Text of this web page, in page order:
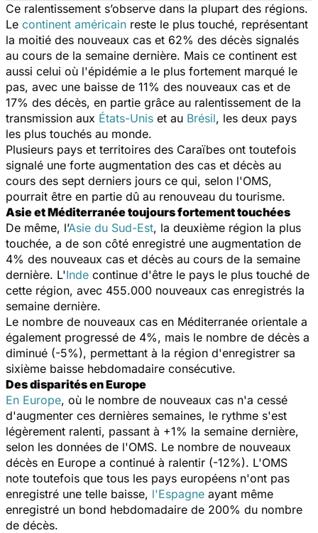
Ce ralentissement s’observe dans la plupart des régions.
Le continent américain reste le plus touché, représentant
la moitié des nouveaux cas et 62% des décès signalés
au cours de la semaine dernière. Mais ce continent est
aussi celui où l'épidémie a le plus fortement marqué le
pas, avec une baisse de 11% des nouveaux cas et de
17% des décès, en partie grâce au ralentissement de la
transmission aux États-Unis et au Brésil, les deux pays
les plus touchés au monde.
Plusieurs pays et territoires des Caraïbes ont toutefois
signalé une forte augmentation des cas et décès au
cours des sept derniers jours ce qui, selon l'OMS,
pourrait être en partie dû au renouveau du tourisme.
Asie et Méditerranée toujours fortement touchées
De même, l’Asie du Sud-Est, la deuxième région la plus
touchée, a de son côté enregistré une augmentation de
4% des nouveaux cas et décès au cours de la semaine
dernière. L'Inde continue d'être le pays le plus touché de
cette région, avec 455.000 nouveaux cas enregistrés la
semaine dernière.
Le nombre de nouveaux cas en Méditerranée orientale a
également progressé de 4%, mais le nombre de décès a
diminué (-5%), permettant à la région d'enregistrer sa
sixième baisse hebdomadaire consécutive.
Des disparités en Europe
En Europe, où le nombre de nouveaux cas n'a cessé
d'augmenter ces dernières semaines, le rythme s'est
légèrement ralenti, passant à +1% la semaine dernière,
selon les données de l'OMS. Le nombre de nouveaux
décès en Europe a continué à ralentir (-12%). L'OMS
note toutefois que tous les pays européens n'ont pas
enregistré une telle baisse, l'Espagne ayant même
enregistré un bond hebdomadaire de 200% du nombre
de décès.